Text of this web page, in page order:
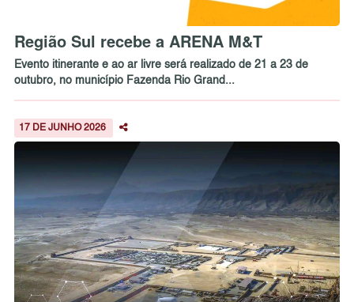
Região Sul recebe a ARENA M&T
Evento itinerante e ao ar livre será realizado de 21 a 23 de
outubro, no município Fazenda Rio Grand...
17 DE JUNHO 2026